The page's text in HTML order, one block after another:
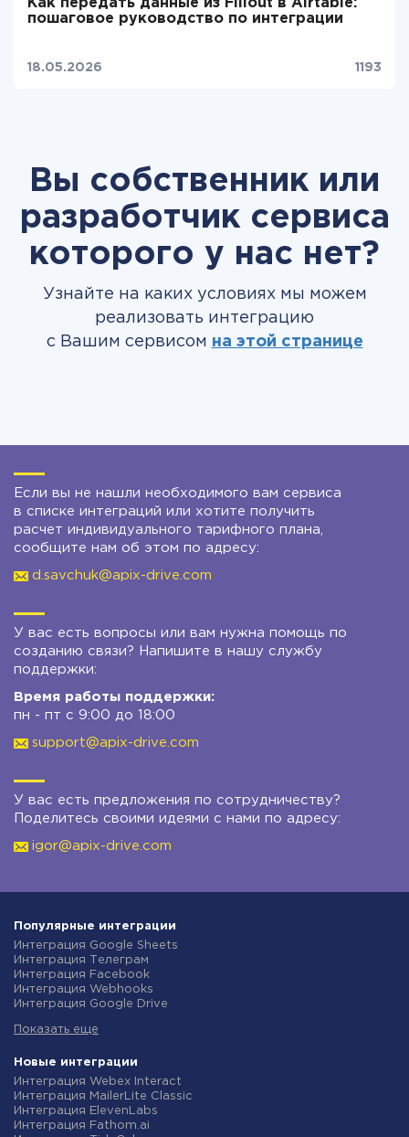
Как передать данные из Fillout в Airtable:
пошаговое руководство по интеграции
18.05.2026 1193
Вы собственник или
разработчик сервиса
которого у нас нет?
Узнайте на каких условиях мы можем
реализовать интеграцию
с Вашим сервисом на этой странице
Если вы не нашли необходимого вам сервиса
в списке интеграций или хотите получить
расчет индивидуального тарифного плана,
сообщите нам об этом по адресу:
d.savchuk@apix-drive.com
У вас есть вопросы или вам нужна помощь по
созданию связи? Напишите в нашу службу
поддержки:
Время работы поддержки:
пн - пт с 9:00 до 18:00
support@apix-drive.com
У вас есть предложения по сотрудничеству?
Поделитесь своими идеями с нами по адресу:
igor@apix-drive.com
Популярные интеграции
Интеграция Google Sheets
Интеграция Телеграм
Интеграция Facebook
Интеграция Webhooks
Интеграция Google Drive
Интеграция Gmail
Интеграция Новая Почта
Интеграция Binotel
Интеграция OpenAI (ChatGPT)
Интеграция Prom
Интеграция Приват24
Показать еще
Новые интеграции
Интеграция Webex Interact
Интеграция MailerLite Classic
Интеграция ElevenLabs
Интеграция Fathom.ai